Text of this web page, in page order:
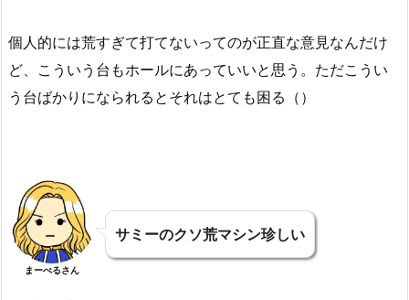
個人的には荒すぎて打てないってのが正直な意見なんだけ
ど、こういう台もホールにあっていいと思う。ただこうい
う台ばかりになられるとそれはとても困る（）
まーべるさん
サミーのクソ荒マシン珍しい